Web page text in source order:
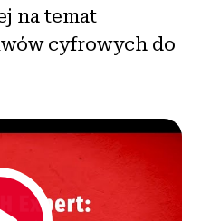
na temat
cyfrowych do